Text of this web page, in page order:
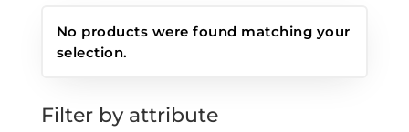
No products were found matching your
selection.
Filter by attribute